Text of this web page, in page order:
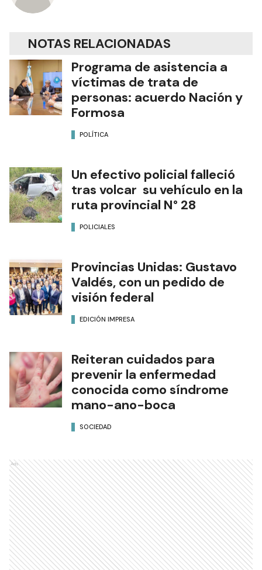
NOTAS RELACIONADAS
Programa de asistencia a
víctimas de trata de
personas: acuerdo Nación y
Formosa
POLÍTICA
Un efectivo policial falleció
tras volcar su vehículo en la
ruta provincial N° 28
POLICIALES
Provincias Unidas: Gustavo
Valdés, con un pedido de
visión federal
EDICIÓN IMPRESA
Reiteran cuidados para
prevenir la enfermedad
conocida como síndrome
mano-ano-boca
SOCIEDAD
Ads